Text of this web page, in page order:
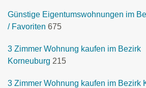
Günstige Eigentumswohnungen im
/ Favoriten 675
3 Zimmer Wohnung kaufen im Bezirk
Korneuburg 215
3 Zimmer Wohnung kaufen im Bezirk